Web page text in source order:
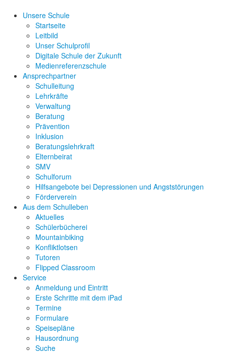
Unsere Schule
Startseite
Leitbild
Unser Schulprofil
Digitale Schule der Zukunft
Medienreferenzschule
Ansprechpartner
Schulleitung
Lehrkräfte
Verwaltung
Beratung
Prävention
Inklusion
Beratungslehrkraft
Elternbeirat
SMV
Schulforum
Hilfsangebote bei Depressionen und Angststörungen
Förderverein
Aus dem Schulleben
Aktuelles
Schülerbücherei
Mountainbiking
Konfliktlotsen
Tutoren
Flipped Classroom
Service
Anmeldung und Eintritt
Erste Schritte mit dem iPad
Termine
Formulare
Speisepläne
Hausordnung
Suche